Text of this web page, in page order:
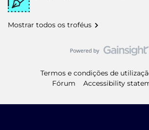
Mostrar todos os troféus
Termos e condições de
Fórum
Accessibility